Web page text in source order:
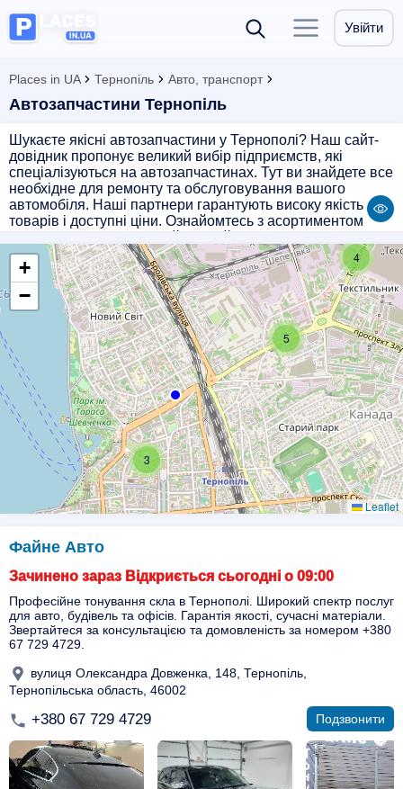
Увійти
Places in UA Тернопіль Авто, транспорт
Автозапчастини Тернопіль
Шукаєте якісні автозапчастини у Тернополі? Наш сайт-
довідник пропонує великий вибір підприємств, які
спеціалізуються на автозапчастинах. Тут ви знайдете все
необхідне для ремонту та обслуговування вашого
автомобіля. Наші партнери гарантують високу якість
товарів і доступні ціни. Ознайомтесь з асортиментом
для вашого автомобіля. Надійні партнери, швидка
доставка і професійні консультації - все це для вашої
зручності. Обирайте якість і надійність разом з нами!
5
4
3
+
−
Leaflet
Файне Авто
Зачинено зараз Відкриється сьогодні о 09:00
Професійне тонування скла в Тернополі. Широкий спектр послуг
для авто, будівель та офісів. Гарантія якості, сучасні матеріали.
Звертайтеся за консультацією та домовленість за номером +380
67 729 4729.
вулиця Олександра Довженка, 148, Тернопіль,
Тернопільська область, 46002
+380 67 729 4729 Подзвонити